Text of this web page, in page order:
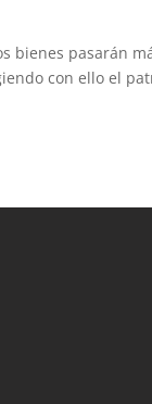
bienes pasarán
con ello el